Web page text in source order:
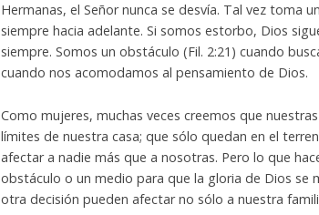
Hermanas, el Señor nunca se desvía. Tal vez toma
siempre hacia adelante. Si somos estorbo, Dios
siempre. Somos un obstáculo (Fil. 2:21) cuando
cuando nos acomodamos al pensamiento de Dios.
Como mujeres, muchas veces creemos que
límites de nuestra casa; que sólo quedan en el
afectar a nadie más que a nosotras. Pero lo que
obstáculo o un medio para que la gloria de Dios se
otra decisión pueden afectar no sólo a nuestra